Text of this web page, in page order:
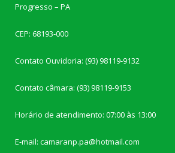
Progresso – PA
CEP: 68193-000
Contato Ouvidoria: (93) 98119-9132
Contato câmara: (93) 98119-9153
Horário de atendimento: 07:00 às 13:00
E-mail: camaranp.pa@hotmail.com